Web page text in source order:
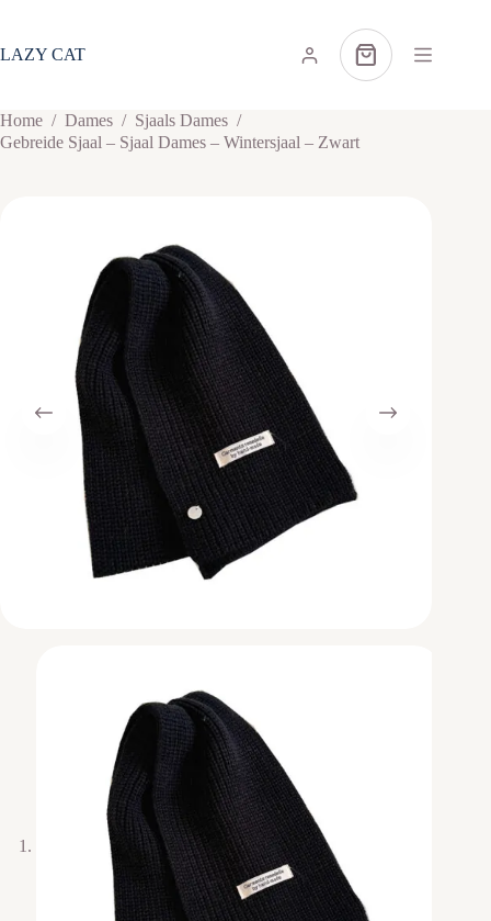
de
LAZY CAT Winkelwagen
Home / Dames / Sjaals Dames /
Gebreide Sjaal – Sjaal Dames – Wintersjaal – Zwart